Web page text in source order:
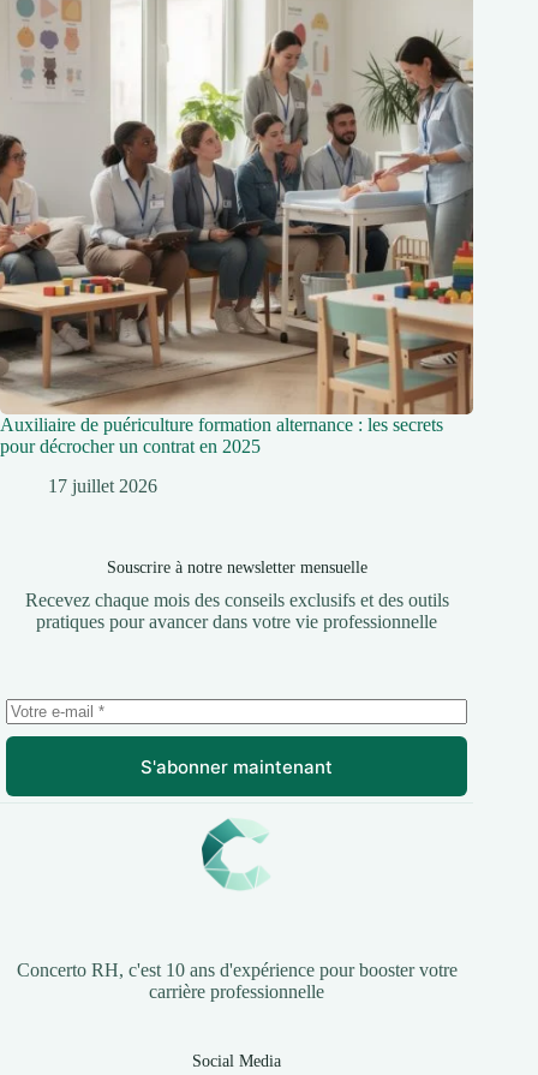
Auxiliaire de puériculture formation alternance : les secrets
pour décrocher un contrat en 2025
17 juillet 2026
Souscrire à notre newsletter mensuelle
Recevez chaque mois des conseils exclusifs et des outils
pratiques pour avancer dans votre vie professionnelle
S'abonner maintenant
Concerto RH, c'est 10 ans d'expérience pour booster votre
carrière professionnelle
Social Media